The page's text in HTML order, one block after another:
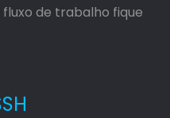
de trabalho fique